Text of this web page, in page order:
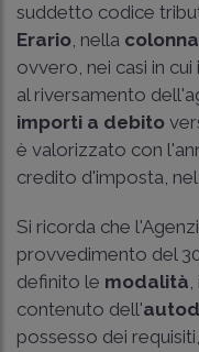
suddetto codice
Erario, nella
ovvero, nei casi in
al riversamento
importi a debito
è valorizzato con
credito d'imposta,
Si ricorda che
provvedimento del
definito le modalità, i
contenuto dell'
possesso dei